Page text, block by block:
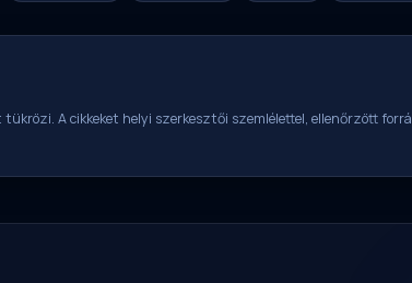
tükrözi. A cikkeket helyi szerkesztői szemlélettel, ellenőrzött